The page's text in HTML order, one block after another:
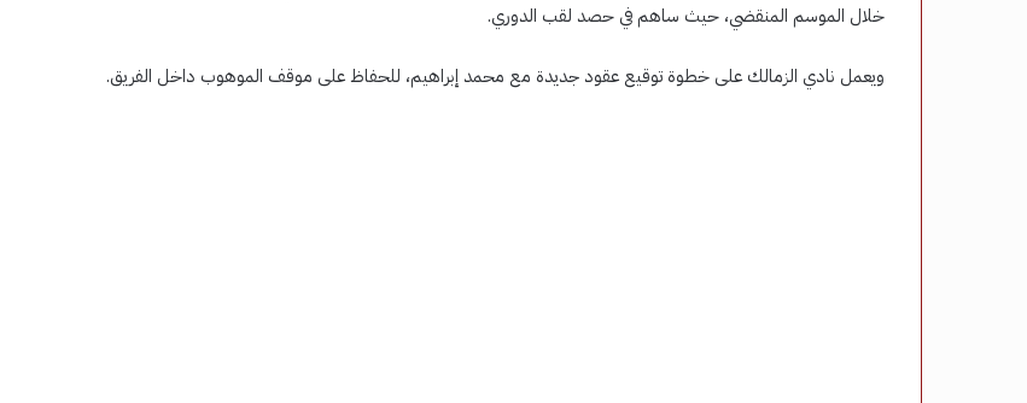
خلال الموسم المنقضي، حيث ساهم في حصد لقب الدوري.
ويعمل نادي الزمالك على خطوة توقيع عقود جديدة مع محمد إبراهيم، للحفاظ على موقف الموهوب داخل الفريق.